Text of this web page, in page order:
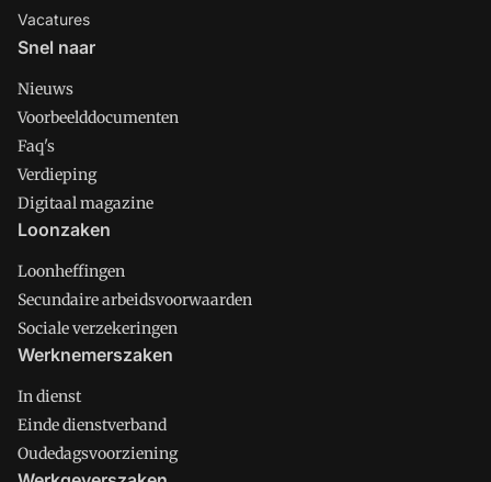
Vacatures
Snel naar
Nieuws
Voorbeelddocumenten
Faq's
Verdieping
Digitaal magazine
Loonzaken
Loonheffingen
Secundaire arbeidsvoorwaarden
Sociale verzekeringen
Werknemerszaken
In dienst
Einde dienstverband
Oudedagsvoorziening